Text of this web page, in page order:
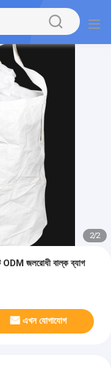
2/2
ODM জলরোধী বাল্ক ব্যাগ
এখন যোগাযোগ